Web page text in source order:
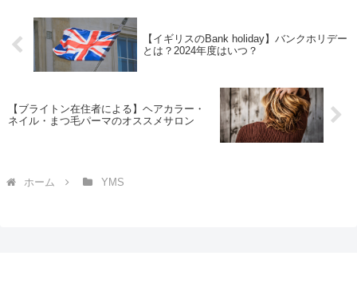
【イギリスのBank holiday】バンクホリデー
とは？2024年度はいつ？
【ブライトン在住者による】ヘアカラー・
ネイル・まつ毛パーマのオススメサロン
ホーム YMS